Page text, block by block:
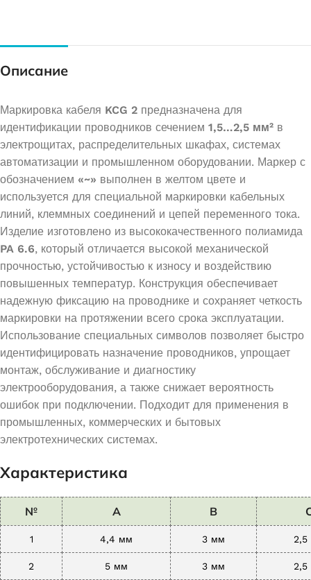
Описание
Маркировка кабеля KCG 2 предназначена для
идентификации проводников сечением 1,5…2,5 мм² в
электрощитах, распределительных шкафах, системах
автоматизации и промышленном оборудовании. Маркер с
обозначением «~» выполнен в желтом цвете и
используется для специальной маркировки кабельных
линий, клеммных соединений и цепей переменного тока.
Изделие изготовлено из высококачественного полиамида
PA 6.6, который отличается высокой механической
прочностью, устойчивостью к износу и воздействию
повышенных температур. Конструкция обеспечивает
надежную фиксацию на проводнике и сохраняет четкость
маркировки на протяжении всего срока эксплуатации.
Использование специальных символов позволяет быстро
идентифицировать назначение проводников, упрощает
монтаж, обслуживание и диагностику
электрооборудования, а также снижает вероятность
ошибок при подключении. Подходит для применения в
промышленных, коммерческих и бытовых
электротехнических системах.
Характеристика
№ A B
1 4,4 мм 3 мм
2 5 мм 3 мм